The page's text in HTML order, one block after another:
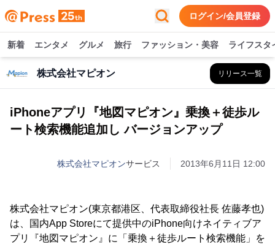
ログイン/会員登録
新着 エンタメ グルメ 旅行 ファッション・美容 ライフスタ
株式会社マピオン リリース一覧
iPhoneアプリ『地図マピオン』乗換＋徒歩ル
ート検索機能追加し バージョンアップ
株式会社マピオンサービス 2013年6月11日 12:00
株式会社マピオン(東京都港区、代表取締役社長 佐藤孝也)
は、国内App Storeにて提供中のiPhone向けネイティブア
プリ『地図マピオン』に「乗換＋徒歩ルート検索機能」を